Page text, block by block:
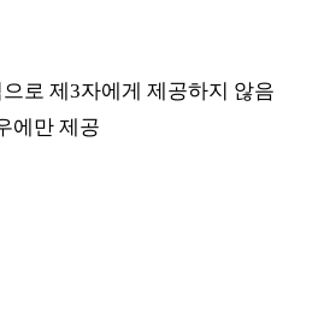
로 제3자에게 제공하지 않음
에만 제공